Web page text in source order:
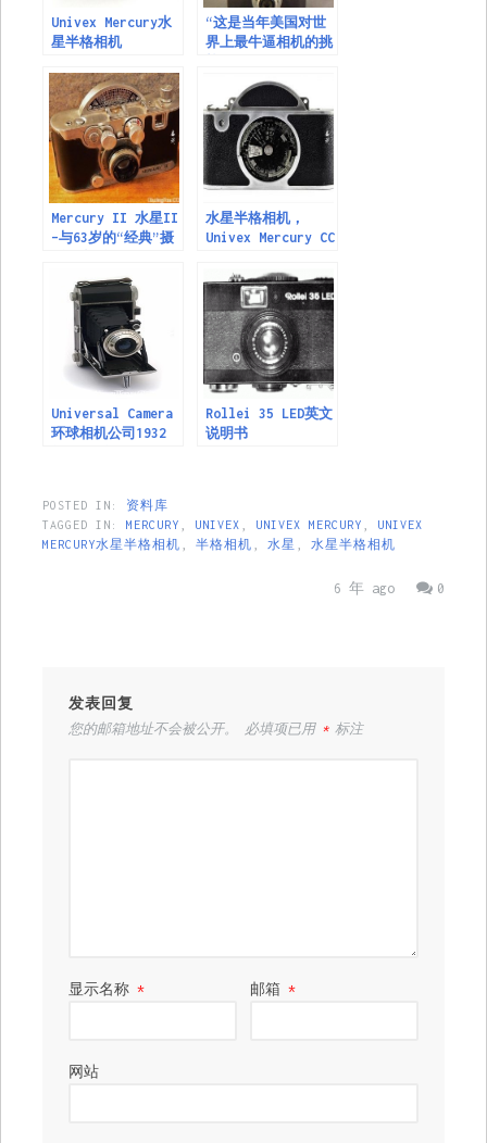
Univex Mercury水
星半格相机
“这是当年美国对世
界上最牛逼相机的挑
Mercury Model CC
Mercury II 水星II
–与63岁的“经典”摄
水星半格相机，
Univex Mercury CC
Universal Camera
环球相机公司1932
Rollei 35 LED英文
说明书
POSTED IN: 资料库
TAGGED IN: MERCURY UNIVEX UNIVEX MERCURY
UNIVEX
MERCURY水星半格相机
半格相机 水星 水星半格相机
0
6 年 ago
发表回复
您的邮箱地址不会被公开。 必填项已用 *标注
显示名称 * 邮箱*
网站